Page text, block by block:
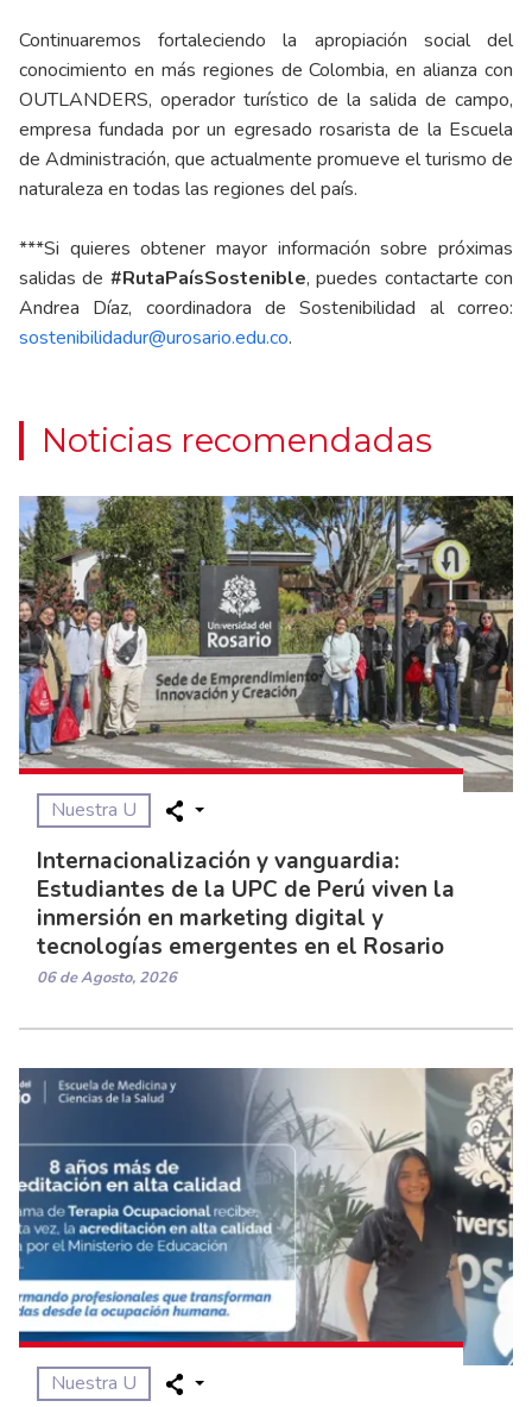
Continuaremos fortaleciendo la apropiación social del
conocimiento en más regiones de Colombia, en alianza con
OUTLANDERS, operador turístico de la salida de campo,
empresa fundada por un egresado rosarista de la Escuela
de Administración, que actualmente promueve el turismo de
naturaleza en todas las regiones del país.
***Si quieres obtener mayor información sobre próximas
salidas de #RutaPaísSostenible, puedes contactarte con
Andrea Díaz, coordinadora de Sostenibilidad al correo:
sostenibilidadur@urosario.edu.co.
Noticias recomendadas
Nuestra U
Internacionalización y vanguardia:
Estudiantes de la UPC de Perú viven la
inmersión en marketing digital y
tecnologías emergentes en el Rosario
06 de Agosto, 2026
Nuestra U